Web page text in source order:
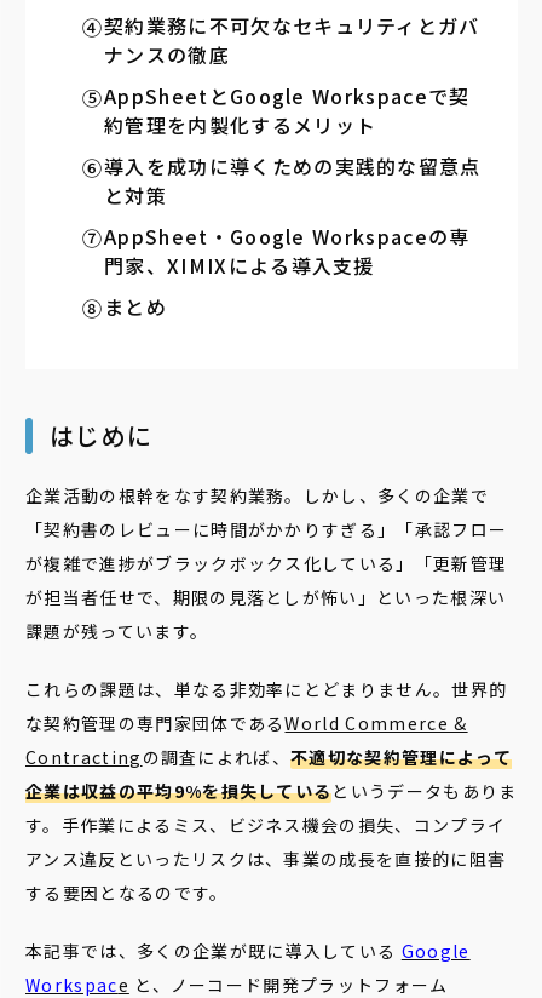
契約業務に不可欠なセキュリティとガバ
ナンスの徹底
AppSheetとGoogle Workspaceで契
約管理を内製化するメリット
導入を成功に導くための実践的な留意点
と対策
AppSheet・Google Workspaceの専
門家、XIMIXによる導入支援
まとめ
はじめに
企業活動の根幹をなす契約業務。しかし、多くの企業で
「契約書のレビューに時間がかかりすぎる」「承認フロー
が複雑で進捗がブラックボックス化している」「更新管理
が担当者任せで、期限の見落としが怖い」といった根深い
課題が残っています。
これらの課題は、単なる非効率にとどまりません。世界的
な契約管理の専門家団体であるWorld Commerce &
Contracting の調査によれば、不適切な契約管理によって
企業は収益の平均9%を損失しているというデータもありま
す。手作業によるミス、ビジネス機会の損失、コンプライ
アンス違反といったリスクは、事業の成長を直接的に阻害
する要因となるのです。
本記事では、多くの企業が既に導入している Google
Workspace と、ノーコード開発プラットフォーム